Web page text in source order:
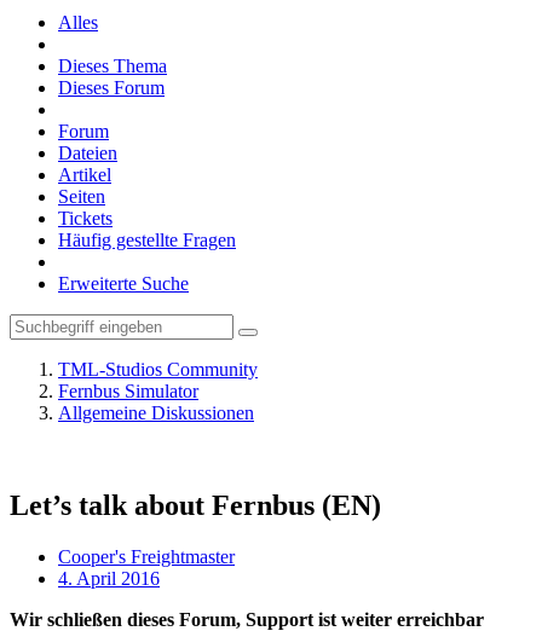
Alles
Dieses Thema
Dieses Forum
Forum
Dateien
Artikel
Seiten
Tickets
Häufig gestellte Fragen
Erweiterte Suche
TML-Studios Community
Fernbus Simulator
Allgemeine Diskussionen
Let’s talk about Fernbus (EN)
Cooper's Freightmaster
4. April 2016
Wir schließen dieses Forum, Support ist weiter erreichbar